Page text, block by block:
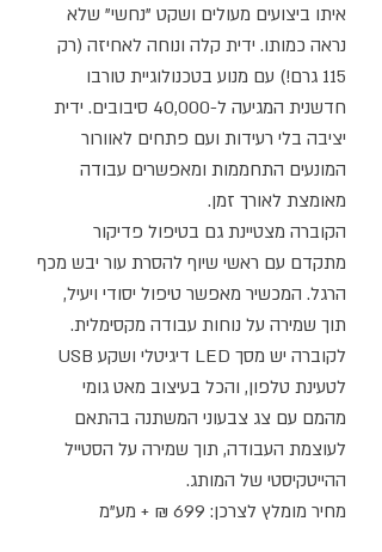
איתו ביצועים מעולים ושקט "נחשי" שלא
נראה כמותו. ידית קלה ונוחה לאחיזה (רק
115 גרם!) עם מנוע בטכנולוגיית טורבו
חדשנית המגיעה ל-40,000 סיבובים. ידית
יציבה בלי רעידות ועם פתחים לאוורור
המונעים התחממות ומאפשרים עבודה
מאומצת לאורך זמן.
הקוברה מצטיינת גם בטיפול פדיקור
מתקדם עם ראשי שיוף להסרת עור יבש מכף
הרגל. המכשיר מאפשר טיפול יסודי ויעיל,
תוך שמירה על נוחות עבודה מקסימלית.
לקוברה יש מסך LED דיגיטלי ושקע USB
לטעינת טלפון, והכל בעיצוב מאט גומי
מהמם עם צג צבעוני המשתנה בהתאם
לעוצמת העבודה, תוך שמירה על הסטייל
ההייטקיסטי של המותג.
מחיר מומלץ לצרכן: 699 ₪ + מע"מ